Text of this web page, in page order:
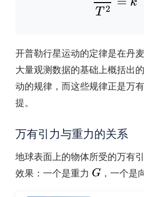
开普勒行星运动的定律是在丹
大量观测数据的基础上概括出
动的规律，而这些规律正是万
提。
万有引力与重力的关系
地球表面上的物体所受的万有
效果：一个是重力
G
，一个是